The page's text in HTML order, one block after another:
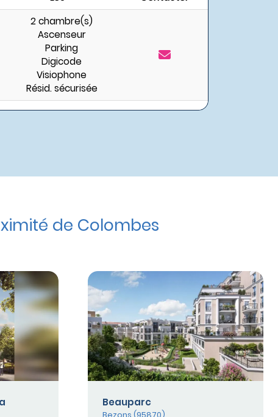
2 chambre(s)
Ascenseur
Parking
Digicode
Visiophone
Résid. sécurisée
de Colombes
Beauparc